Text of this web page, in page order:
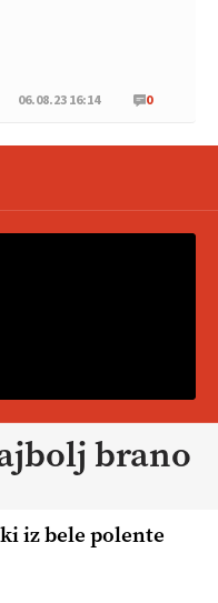
06.08.23 16:14 0
brano
iz bele polente